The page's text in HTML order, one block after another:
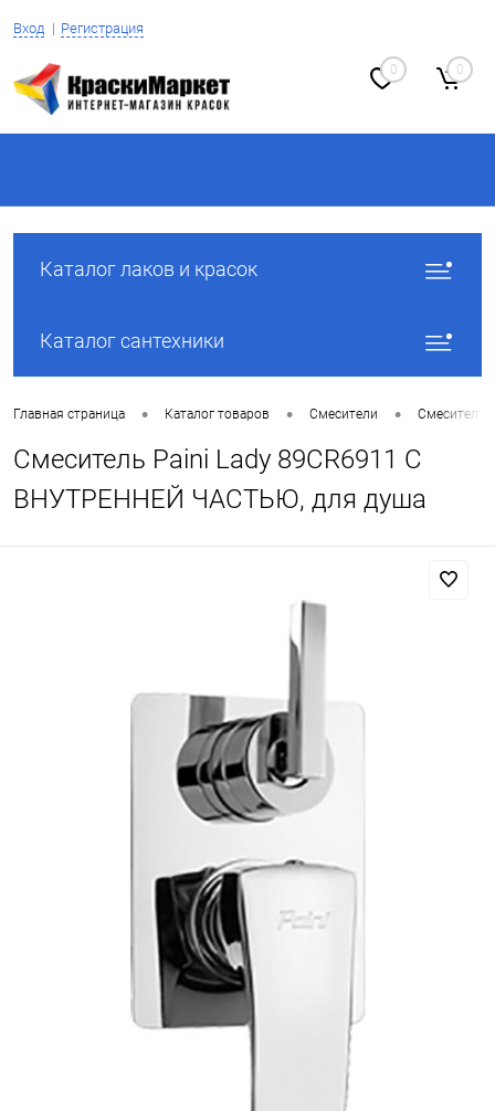
Вход Регистрация
0 0
Каталог лаков и красок
Каталог сантехники
Главная страница • Каталог товаров • Смесители • Смесители
Смеситель Paini Lady 89CR6911 С
ВНУТРЕННЕЙ ЧАСТЬЮ, для душа